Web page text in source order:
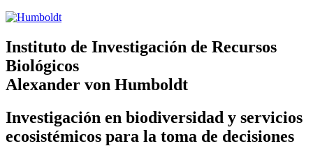
Instituto de Investigación de Recursos
Biológicos
Alexander von Humboldt
Investigación en biodiversidad y servicios
ecosistémicos para la toma de decisiones